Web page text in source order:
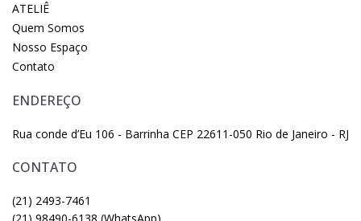
ATELIÊ
Quem Somos
Nosso Espaço
Contato
ENDEREÇO
Rua conde d’Eu 106 - Barrinha CEP 22611-050 Rio de Janeiro - RJ
CONTATO
(21) 2493-7461